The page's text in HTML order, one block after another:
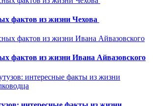
фактов из жизни Чехова
фактов из жизни Ивана Айвазовского